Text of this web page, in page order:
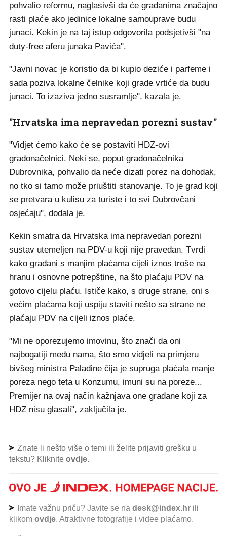
pohvalio reformu, naglasivši da će građanima značajno
rasti plaće ako jedinice lokalne samouprave budu
junaci. Kekin je na taj istup odgovorila podsjetivši "na
duty-free aferu junaka Pavića".
"Javni novac je koristio da bi kupio deziće i parfeme i
sada poziva lokalne čelnike koji grade vrtiće da budu
junaci. To izaziva jedno susramlje", kazala je.
"Hrvatska ima nepravedan porezni sustav"
"Vidjet ćemo kako će se postaviti HDZ-ovi
gradonačelnici. Neki se, poput gradonačelnika
Dubrovnika, pohvalio da neće dizati porez na dohodak,
no tko si tamo može priuštiti stanovanje. To je grad koji
se pretvara u kulisu za turiste i to svi Dubrovčani
osjećaju", dodala je.
Kekin smatra da Hrvatska ima nepravedan porezni
sustav utemeljen na PDV-u koji nije pravedan. Tvrdi
kako građani s manjim plaćama cijeli iznos troše na
hranu i osnovne potrepštine, na što plaćaju PDV na
gotovo cijelu plaću. Ističe kako, s druge strane, oni s
većim plaćama koji uspiju staviti nešto sa strane ne
plaćaju PDV na cijeli iznos plaće.
"Mi ne oporezujemo imovinu, što znači da oni
najbogatiji među nama, što smo vidjeli na primjeru
bivšeg ministra Paladine čija je supruga plaćala manje
poreza nego teta u Konzumu, imuni su na poreze...
Premijer na ovaj način kažnjava one građane koji za
HDZ nisu glasali", zaključila je.
Znate li nešto više o temi ili želite prijaviti grešku u
tekstu? Kliknite ovdje.
Imate važnu priču? Javite se na desk@index.hr ili
klikom ovdje. Atraktivne fotografije i videe plaćamo.